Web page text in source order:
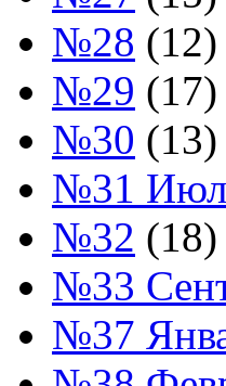
№28 (12)
№29 (17)
№30 (13)
№31
№32 (18)
№33
№37